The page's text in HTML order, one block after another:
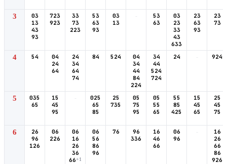
3
03
13
43
93
723
923
33
73
223
53
63
93
03
13
-
53
63
03
23
33
43
633
23
63
93
23
73
4 54
04
24
64
24
34
64
74
84 524
04
34
44
84
224
34
44
524
724
24 - 924
5
035
65
15
45
95
-
025
65
85
25
735
05
75
95
05
55
65
55
85
425
15
45
65
25
45
75
6
26
96
126
06
226
06
16
26
36
66+1
06
56
86
96
76
96
336
16
46
66
06
96
-
16
26
66
86
926